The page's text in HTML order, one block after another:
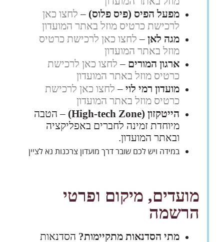
מפעל הפיס (פיס פלוס) – לחצו כאן
לרכישת כרטיס מוזל באתר המועדון
מגה לאן – לחצו כאן לרכישת כרטיס
מוזל באתר המועדון
ארגון המורים – לחצו כאן לרכישת
כרטיס מוזל באתר המועדון
מועדון רמי לוי – לחצו כאן לרכישת
כרטיס מוזל באתר המועדון
הייטקזון (High-tech Zone)
– הטבה
מיוחדת זמינה לחברים באפליקציה
ובאתר המועדון.
במידה ויש לכם שובר דרך מועדון צרכנות נא לציין
מועדים, מיקום ופרטי
הרשמה
מתי הסדנאות מתקיימות? הסדנאות